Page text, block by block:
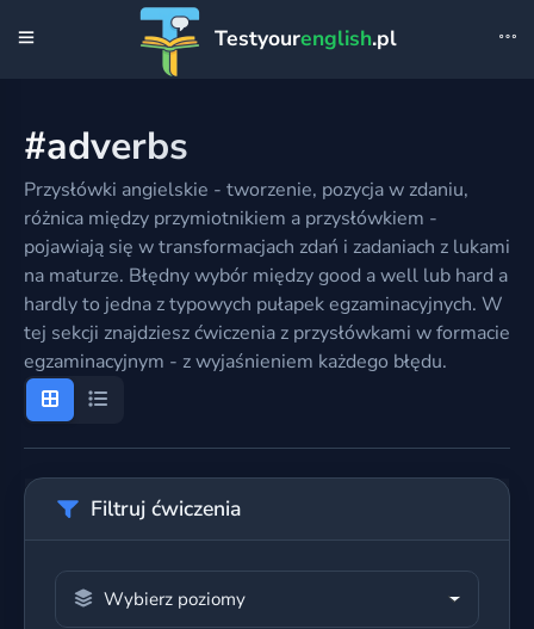
Testyourenglish.pl
#adverbs
Przysłówki angielskie - tworzenie, pozycja w zdaniu,
różnica między przymiotnikiem a przysłówkiem -
pojawiają się w transformacjach zdań i zadaniach z lukami
na maturze. Błędny wybór między good a well lub hard a
hardly to jedna z typowych pułapek egzaminacyjnych. W
tej sekcji znajdziesz ćwiczenia z przysłówkami w formacie
egzaminacyjnym - z wyjaśnieniem każdego błędu.
Filtruj ćwiczenia
Wybierz poziomy